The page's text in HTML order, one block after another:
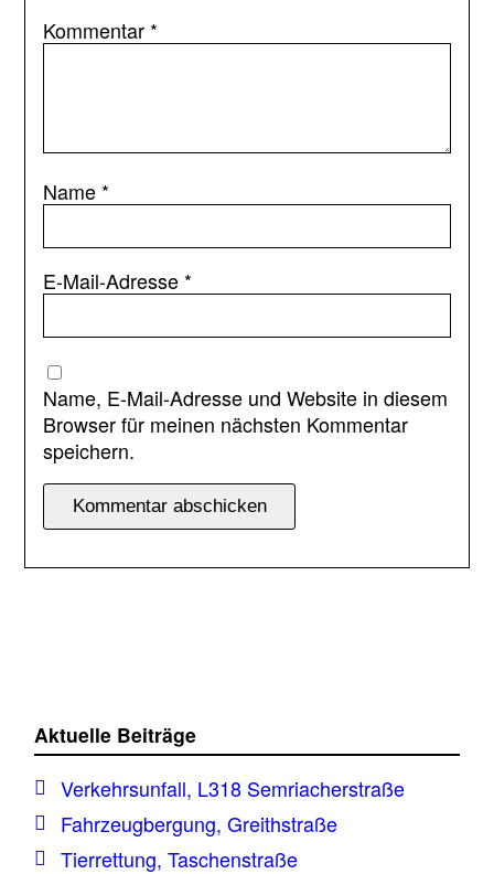
Kommentar *
Name *
E-Mail-Adresse *
Name, E-Mail-Adresse und Website in diesem
Browser für meinen nächsten Kommentar
speichern.
Aktuelle Beiträge
Verkehrsunfall, L318 Semriacherstraße
Fahrzeugbergung, Greithstraße
Tierrettung, Taschenstraße